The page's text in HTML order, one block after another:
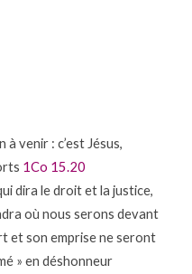
venir : c’est Jésus,
1Co 15.20
dira le droit et la justice,
où nous serons devant
et son emprise ne seront
» en déshonneur